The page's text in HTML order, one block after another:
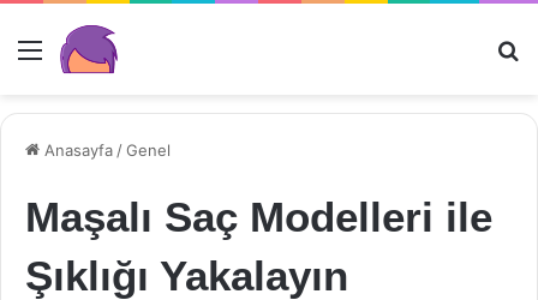
Menü
Anasayfa /Genel
Maşalı Saç Modelleri ile
Şıklığı Yakalayın